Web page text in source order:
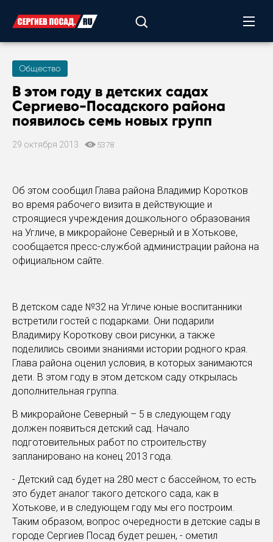
Общество
В этом году в детских садах
Сергиево-Посадского района
появилось семь новых групп
29 октября 2013 5378
Об этом сообщил Глава района Владимир Коротков
во время рабочего визита в действующие и
строящиеся учреждения дошкольного образования
на Угличе, в микрорайоне Северный и в Хотькове,
сообщается пресс-службой администрации района на
официальном сайте.
В детском саде №32 на Угличе юные воспитанники
встретили гостей с подарками. Они подарили
Владимиру Короткову свои рисунки, а также
поделились своими знаниями истории родного края.
Глава района оценил условия, в которых занимаются
дети. В этом году в этом детском саду открылась
дополнительная группа.
В микрорайоне Северный – 5 в следующем году
должен появиться детский сад. Начало
подготовительных работ по строительству
запланировано на конец 2013 года.
- Детский сад будет на 280 мест с бассейном, то есть
это будет аналог такого детского сада, как в
Хотькове, и в следующем году мы его построим.
Таким образом, вопрос очередности в детские сады в
городе Сергиев Посад будет решен, - ометил